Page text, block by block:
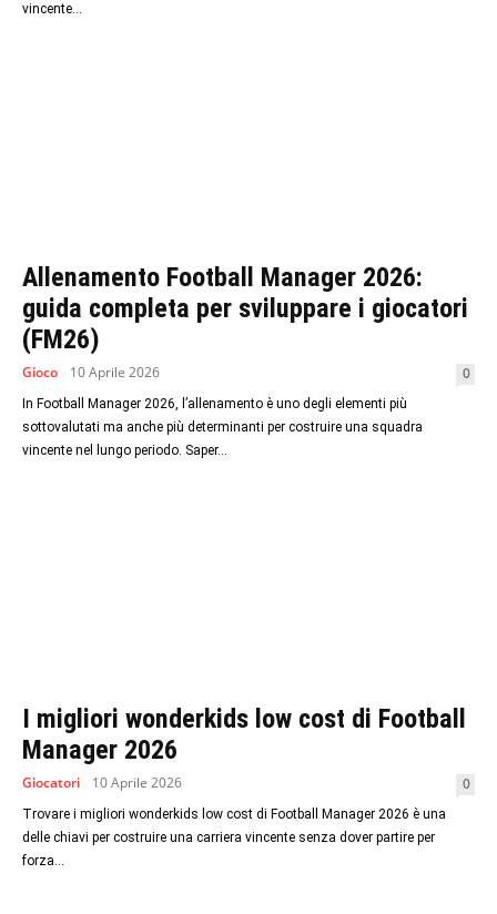
vincente...
Allenamento Football Manager 2026:
guida completa per sviluppare i giocatori
(FM26)
Gioco 10 Aprile 2026 0
In Football Manager 2026, l’allenamento è uno degli elementi più
sottovalutati ma anche più determinanti per costruire una squadra
vincente nel lungo periodo. Saper...
I migliori wonderkids low cost di Football
Manager 2026
Giocatori 10 Aprile 2026 0
Trovare i migliori wonderkids low cost di Football Manager 2026 è una
delle chiavi per costruire una carriera vincente senza dover partire per
forza...